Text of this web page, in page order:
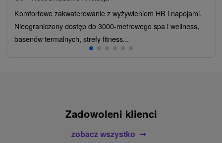
Komfortowe zakwaterowanie z wyżywieniem HB i napojami.
Nieograniczony dostęp do 3000-metrowego spa i wellness,
basenów termalnych, strefy fitness...
Zadowoleni klienci
zobacz wszystko